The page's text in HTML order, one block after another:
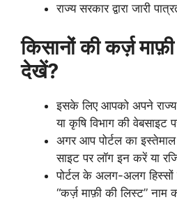
राज्य सरकार द्वारा जारी
किसानों की कर्ज़
देखें?
इसके लिए आपको अपने
या कृषि विभाग की वेबसाइट
अगर आप पोर्टल का
साइट पर लॉग इन करें या
पोर्टल के अलग-अलग हिस्सों
“कर्ज़ माफ़ी की लिस्ट”